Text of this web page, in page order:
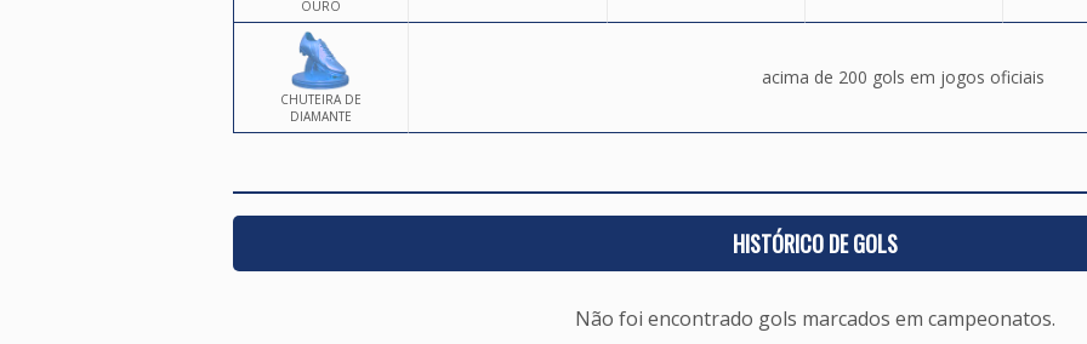
OURO
CHUTEIRA DE
DIAMANTE
acima de 200 gols em jogos oficiais
HISTÓRICO DE GOLS
Não foi encontrado gols marcados em campeonatos.